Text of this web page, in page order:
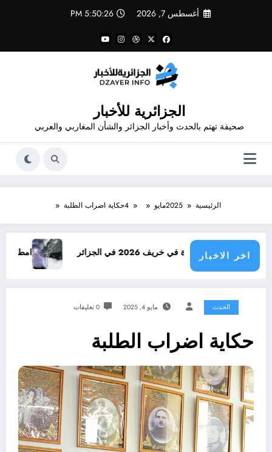
أغسطس 7, 2026 5:50:27 PM
الجزائرية للأخبار
صحيفة تهتم بالحدث وأخبار الجزائر والشأن المغاربي والعربي
الرئيسية 2025مايو 4حكاية اضراب الطلبة
اخر الاخبار2026 في الجزائر امطار بكميات كبيرة جدا
الحدث مايو 4, 2025 0 تعليقات
حكاية اضراب الطلبة